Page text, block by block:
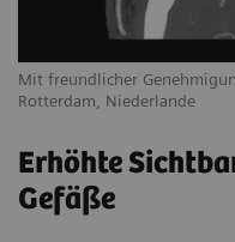
Mit freundlicher
Rotterdam, Niederlande
Erhöhte
Gefäße